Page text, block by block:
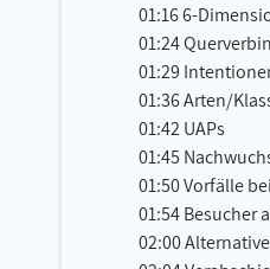
01:16 6-
01:24
01:29
01:36 Arten/
01:42 UAPs
01:45
01:50 Vorfälle
01:54 Besucher
02:00